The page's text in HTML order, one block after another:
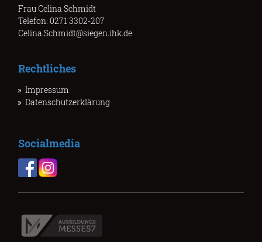
Frau Celina Schmidt
Telefon: 0271 3302-207
Celina.Schmidt@siegen.ihk.de
Rechtliches
Impressum
Datenschutzerklärung
Socialmedia